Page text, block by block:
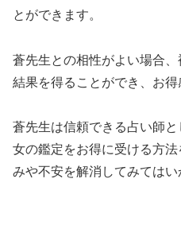
とができます。
蒼先生との相性がよい場合
結果を得ることができ、お得
蒼先生は信頼できる占い師
女の鑑定をお得に受ける方
みや不安を解消してみてはい